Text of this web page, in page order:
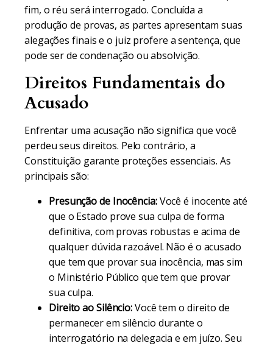
fim, o réu será interrogado. Concluída a
produção de provas, as partes apresentam suas
alegações finais e o juiz profere a sentença, que
pode ser de condenação ou absolvição.
Direitos Fundamentais do
Acusado
Enfrentar uma acusação não significa que você
perdeu seus direitos. Pelo contrário, a
Constituição garante proteções essenciais. As
principais são:
Presunção de Inocência:Você é inocente até
que o Estado prove sua culpa de forma
definitiva, com provas robustas e acima de
qualquer dúvida razoável. Não é o acusado
que tem que provar sua inocência, mas sim
o Ministério Público que tem que provar
sua culpa.
Direito ao Silêncio:Você tem o direito de
permanecer em silêncio durante o
interrogatório na delegacia e em juízo. Seu